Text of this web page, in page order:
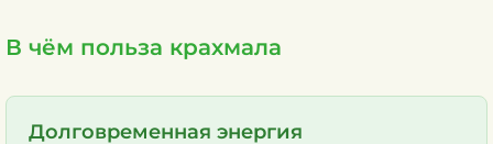
В чём польза крахмала
Долговременная энергия